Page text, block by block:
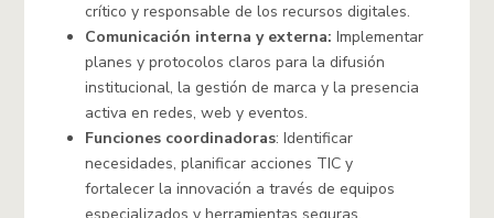
crítico y responsable de los recursos digitales.
Comunicación interna y externa: Implementar
planes y protocolos claros para la difusión
institucional, la gestión de marca y la presencia
activa en redes, web y eventos.
Funciones coordinadoras: Identificar
necesidades, planificar acciones TIC y
fortalecer la innovación a través de equipos